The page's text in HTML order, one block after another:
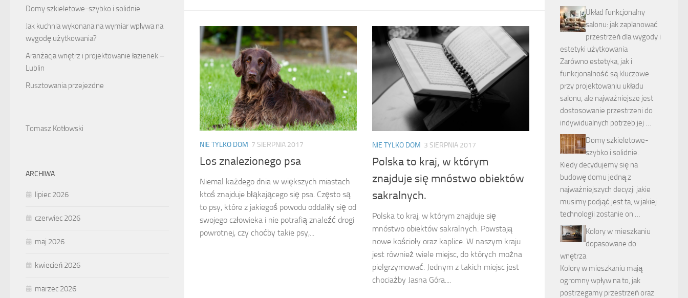
NIE TYLKO DOM 7 SIERPNIA 2017
Los znalezionego psa
Niemal każdego dnia w większych miastach
ktoś znajduje błąkającego się psa. Często są
to psy, które z jakiegoś powodu oddaliły się od
swojego człowieka i nie potrafią znaleźć drogi
powrotnej, czy choćby takie psy,...
NIE TYLKO DOM 3 SIERPNIA 2017
Polska to kraj, w którym
znajduje się mnóstwo obiektów
sakralnych.
Polska to kraj, w którym znajduje się
mnóstwo obiektów sakralnych. Powstają
nowe kościoły oraz kaplice. W naszym kraju
jest również wiele miejsc, do których można
pielgrzymować. Jednym z takich miejsc jest
chociażby Jasna Góra....
Domy szkieletowe-szybko i solidnie.
Jak kuchnia wykonana na wymiar wpływa na
wygodę użytkowania?
Aranżacja wnętrz i projektowanie łazienek –
Lublin
Rusztowania przejezdne
Tomasz Kotłowski
ARCHIWA
lipiec 2026
czerwiec 2026
maj 2026
kwiecień 2026
marzec 2026
Układ funkcjonalny
salonu: jak zaplanować
przestrzeń dla wygody i
estetyki użytkowania
Zarówno estetyka, jak i
funkcjonalność są kluczowe
przy projektowaniu układu
salonu, ale najważniejsze jest
dostosowanie przestrzeni do
indywidualnych potrzeb jej …
Domy szkieletowe-
szybko i solidnie.
Kiedy decydujemy się na
budowę domu jedną z
najważniejszych decyzji jakie
musimy podjąć jest ta, w jakiej
technologii zostanie on …
Kolory w mieszkaniu
dopasowane do
wnętrza
Kolory w mieszkaniu mają
ogromny wpływ na to, jak
postrzegamy przestrzeń oraz